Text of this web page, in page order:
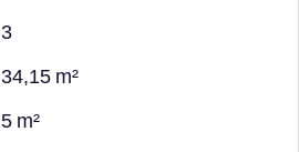
3
34,15 m²
5 m²